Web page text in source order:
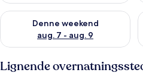
Denne weekend
aug. 7 - aug. 9
Tjek tilgængelighed for denne
Lignende